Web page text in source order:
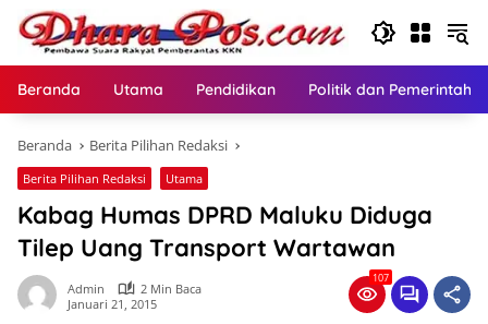
Langsung
konten
Beranda Utama Pendidikan Politik dan
Beranda Berita Pilihan Redaksi
Berita Pilihan Redaksi Utama
Kabag Humas DPRD Maluku Diduga
Tilep Uang Transport Wartawan
Admin
2 Min Baca
Januari 21, 2015
107